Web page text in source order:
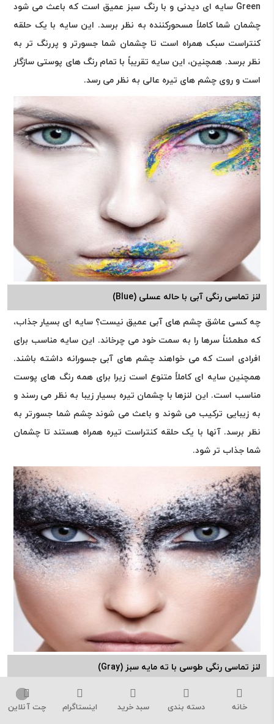
Green سایه ای دیدنی و با رنگ سبز عمیق است که باعث می شود
چشمان شما کاملاً مسحورکننده به نظر برسد. این سایه با یک حلقه
کنتراست سبک همراه است تا چشمان شما جسورتر و پررنگ تر به
نظر برسد. همچنین، این سایه تقریباً با تمام رنگ های پوستی سازگار
است و روی چشم های تیره عالی به نظر می رسد.
لنز تماسی رنگی آبی با حاله عسلی (Blue)
چه کسی عاشق چشم های آبی عمیق نیست؟ سایه ای بسیار جذاب،
که مطمئناً سرها را به سمت خود می چرخاند. این سایه مناسب برای
افرادی است که می خواهند چشم های آبی جسورانه داشته باشند.
همچنین سایه ای کاملاً متنوع است زیرا برای همه رنگ های پوست
مناسب است. این لنزها با چشمان تیره بسیار زیبا به نظر می رسند و
به زیبایی ترکیب می شوند و باعث می شوند چشم شما جسورتر به
نظر برسد. آنها با یک حلقه کنتراست تیره همراه هستند تا چشمان
شما جذاب تر شود.
لنز تماسی رنگی طوسی با ته مایه سبز (Gray)
چشمان خاکستری مورد علاقه بسیاری می باشد. رنگ خاکستری یکی از
طبیعی ترین سایه ها به نظر می رسد. آناستازیا Dream Grey برای
چت آنلاین اینستاگرام سبد خرید دسته بندی خانه